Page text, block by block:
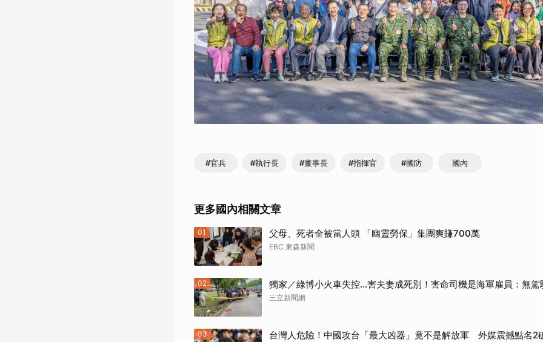
#官兵 #執行長 #董事長 #指揮官 #國防 國內
更多國內相關文章
01 父母、死者全被當人頭 「幽靈勞保」集團爽賺700萬
EBC 東森新聞
02 獨家／綠博小火車失控…害夫妻成死別！害命司機是海軍雇員：無駕
三立新聞網
03 台灣人危險！中國攻台「最大凶器」竟不是解放軍 外媒震撼點名2